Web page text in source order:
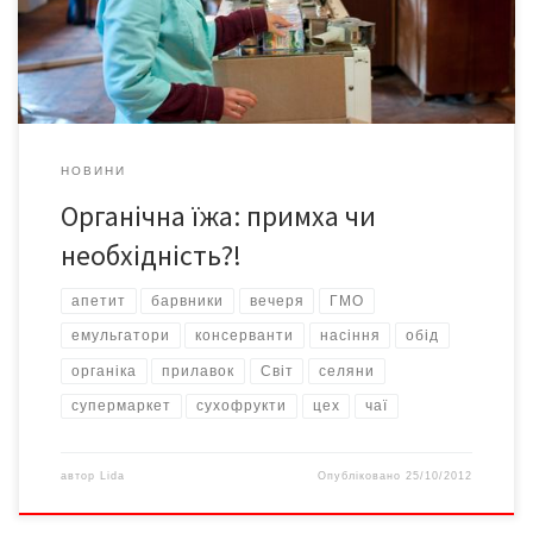
скласти б за фешенебельним столом компанію, наприклад,
самій Анджеліні Джолі?! Адже вона знаменита, багата і […]
НОВИНИ
Органічна їжа: примха чи
необхідність?!
апетит барвники вечеря ГМО
емульгатори консерванти насіння обід
органіка прилавок Світ селяни
супермаркет сухофрукти цех чаї
автор Lida Опубліковано25/10/2012